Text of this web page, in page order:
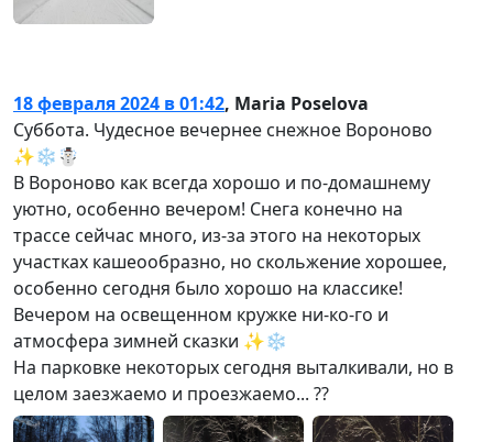
18 февраля 2024 в 01:42, Maria Poselova
Суббота. Чудесное вечернее снежное Вороново
✨❄️☃️
В Вороново как всегда хорошо и по-домашнему
уютно, особенно вечером! Снега конечно на
трассе сейчас много, из-за этого на некоторых
участках кашеообразно, но скольжение хорошее,
особенно сегодня было хорошо на классике!
Вечером на освещенном кружке ни-ко-го и
атмосфера зимней сказки ✨❄️
На парковке некоторых сегодня выталкивали, но в
целом заезжаемо и проезжаемо... ??